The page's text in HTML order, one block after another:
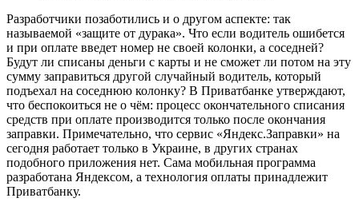
Разработчики позаботились и о другом аспекте: так
называемой «защите от дурака». Что если водитель ошибется
и при оплате введет номер не своей колонки, а соседней?
Будут ли списаны деньги с карты и не сможет ли потом на эту
сумму заправиться другой случайный водитель, который
подъехал на соседнюю колонку? В Приватбанке утверждают,
что беспокоиться не о чём: процесс окончательного списания
средств при оплате производится только после окончания
заправки. Примечательно, что сервис «Яндекс.Заправки» на
сегодня работает только в Украине, в других странах
подобного приложения нет. Сама мобильная программа
разработана Яндексом, а технология оплаты принадлежит
Приватбанку.